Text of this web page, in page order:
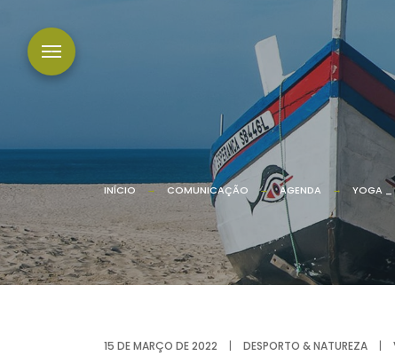
INÍCIO COMUNICAÇÃO AGENDA YOGA _
15 DE MARÇO DE 2022 | DESPORTO & NATUREZA |